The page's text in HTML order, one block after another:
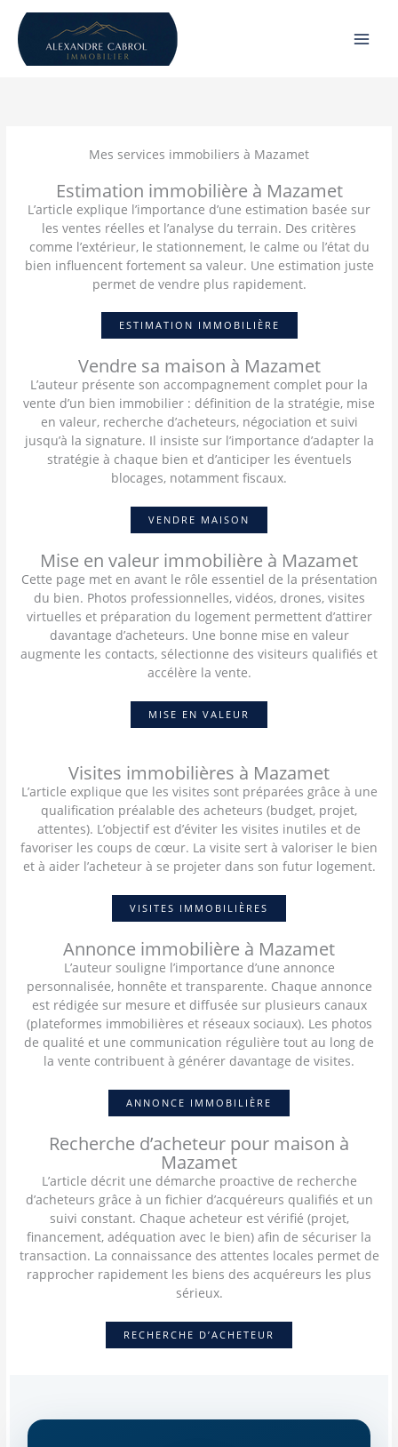
Aller
contenu
Mes services immobiliers à Mazamet
Estimation immobilière à Mazamet
L’article explique l’importance d’une estimation basée sur
les ventes réelles et l’analyse du terrain. Des critères
comme l’extérieur, le stationnement, le calme ou l’état du
bien influencent fortement sa valeur. Une estimation juste
permet de vendre plus rapidement.
ESTIMATION IMMOBILIÈRE
Vendre sa maison à Mazamet
L’auteur présente son accompagnement complet pour la
vente d’un bien immobilier : définition de la stratégie, mise
en valeur, recherche d’acheteurs, négociation et suivi
jusqu’à la signature. Il insiste sur l’importance d’adapter la
stratégie à chaque bien et d’anticiper les éventuels
blocages, notamment fiscaux.
VENDRE MAISON
Mise en valeur immobilière à Mazamet
Cette page met en avant le rôle essentiel de la présentation
du bien. Photos professionnelles, vidéos, drones, visites
virtuelles et préparation du logement permettent d’attirer
davantage d’acheteurs. Une bonne mise en valeur
augmente les contacts, sélectionne des visiteurs qualifiés et
accélère la vente.
MISE EN VALEUR
Visites immobilières à Mazamet
L’article explique que les visites sont préparées grâce à une
qualification préalable des acheteurs (budget, projet,
attentes). L’objectif est d’éviter les visites inutiles et de
favoriser les coups de cœur. La visite sert à valoriser le bien
et à aider l’acheteur à se projeter dans son futur logement.
VISITES IMMOBILIÈRES
Annonce immobilière à Mazamet
L’auteur souligne l’importance d’une annonce
personnalisée, honnête et transparente. Chaque annonce
est rédigée sur mesure et diffusée sur plusieurs canaux
(plateformes immobilières et réseaux sociaux). Les photos
de qualité et une communication régulière tout au long de
la vente contribuent à générer davantage de visites.
ANNONCE IMMOBILIÈRE
Recherche d’acheteur pour maison à
Mazamet
L’article décrit une démarche proactive de recherche
d’acheteurs grâce à un fichier d’acquéreurs qualifiés et un
suivi constant. Chaque acheteur est vérifié (projet,
financement, adéquation avec le bien) afin de sécuriser la
transaction. La connaissance des attentes locales permet de
rapprocher rapidement les biens des acquéreurs les plus
sérieux.
RECHERCHE D’ACHETEUR